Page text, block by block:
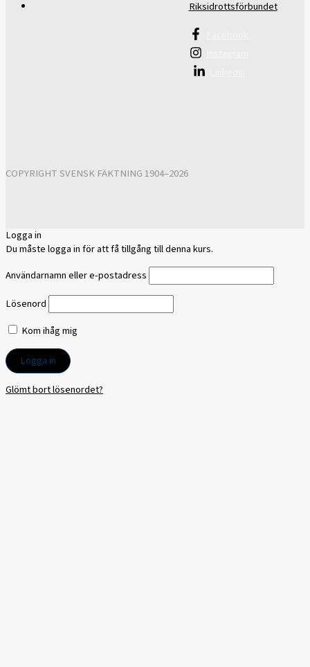
Riksidrottsförbundet
COPYRIGHT SVENSK FÄKTNING 1904–2026
Logga in
Du måste logga in för att få tillgång till denna kurs.
Användarnamn eller e-postadress
Lösenord
Kom ihåg mig
Glömt bort lösenordet?